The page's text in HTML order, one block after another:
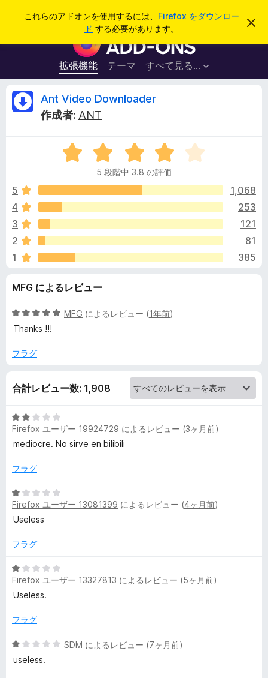
これらのアドオンを使用するには、 Firefox をダウンロー
ド する必要があります。
こ
を
F
i
r
e
ラ
ウ
ザ
ー
ド
オ
ン
拡張機能 テーマ すべて見る...
ログイン
A
V
i
d
e
o
D
w
n
l
a
e
r
レ
Ant Video Downloader
作成者: ANT
5
段
中
.
の
価
5 段階中 3.8 の評価
5
1,068
4
253
3
121
2
81
1
385
MFG によるレビュー
5
段
中
評
MFG によるレビュー (1年前)
Thanks !!!
フラグ
合計レビュー数: 1,908
5
段
階
2
評
価
Firefox ユーザー 19924729 によるレビュー (3ヶ月前)
mediocre. No sirve en bilibili
フラグ
5
段
階
1
評
価
Firefox ユーザー 13081399 によるレビュー (4ヶ月前)
Useless
フラグ
5
段
階
1
評
価
Firefox ユーザー 13327813 によるレビュー (5ヶ月前)
Useless.
フラグ
5
段
SDM によるレビュー (7ヶ月前)
useless.